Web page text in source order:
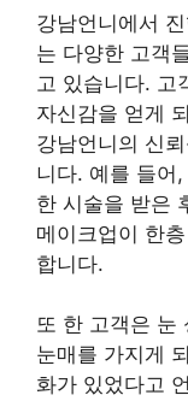
강남언니에서
는 다양한 고객
고 있습니다. 고
자신감을 얻게
강남언니의 신
니다. 예를 들어
한 시술을 받은
메이크업이 한
합니다.
또 한 고객은 눈
눈매를 가지게
화가 있었다고